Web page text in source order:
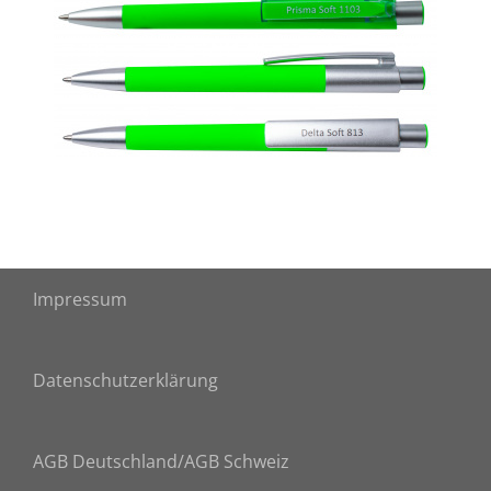
Impressum
Datenschutzerklärung
AGB Deutschland/AGB Schweiz